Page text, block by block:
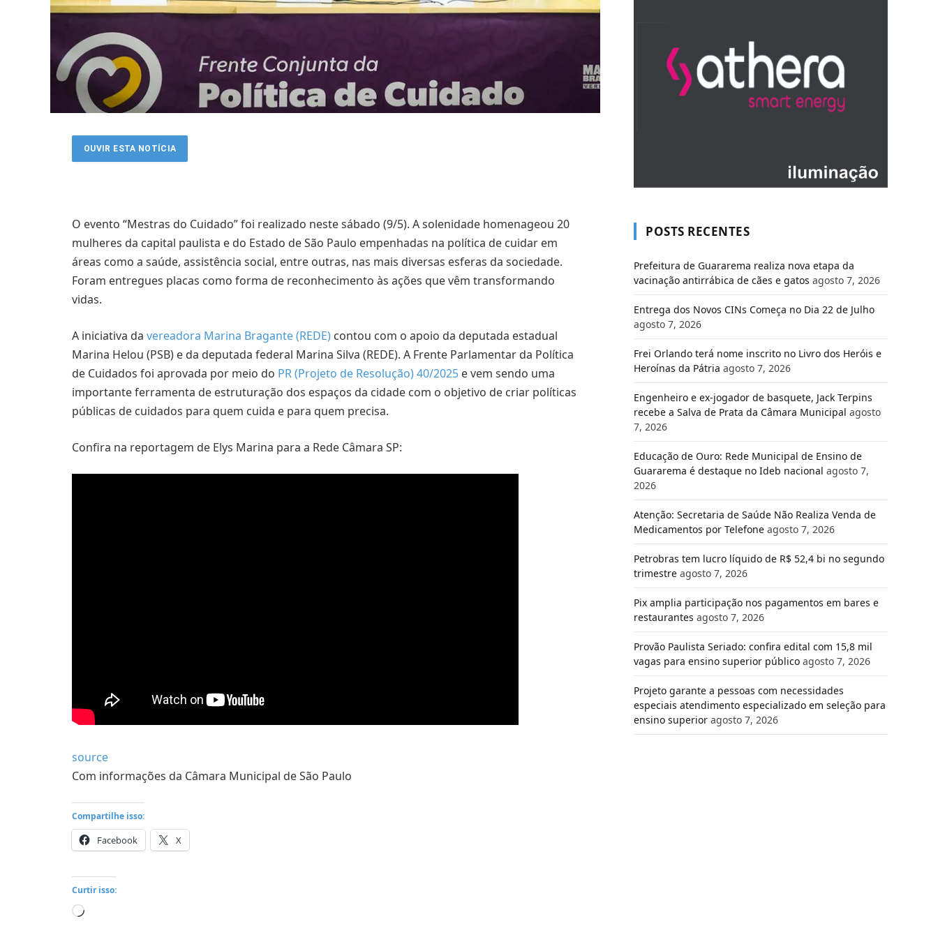
OUVIR ESTA NOTÍCIA
O evento “Mestras do Cuidado” foi realizado neste sábado (9/5). A solenidade homenageou 20
mulheres da capital paulista e do Estado de São Paulo empenhadas na política de cuidar em
áreas como a saúde, assistência social, entre outras, nas mais diversas esferas da sociedade.
Foram entregues placas como forma de reconhecimento às ações que vêm transformando
vidas.
A iniciativa da vereadora Marina Bragante (REDE) contou com o apoio da deputada estadual
Marina Helou (PSB) e da deputada federal Marina Silva (REDE). A Frente Parlamentar da Política
de Cuidados foi aprovada por meio do PR (Projeto de Resolução) 40/2025 e vem sendo uma
importante ferramenta de estruturação dos espaços da cidade com o objetivo de criar políticas
públicas de cuidados para quem cuida e para quem precisa.
Confira na reportagem de Elys Marina para a Rede Câmara SP:
source
Com informações da Câmara Municipal de São Paulo
Compartilhe isso:
Facebook X
Curtir isso:
Carregando...
POSTS RECENTES
Prefeitura de Guararema realiza nova etapa da
vacinação antirrábica de cães e gatos agosto 7, 2026
Entrega dos Novos CINs Começa no Dia 22 de Julho
agosto 7, 2026
Frei Orlando terá nome inscrito no Livro dos Heróis e
Heroínas da Pátria agosto 7, 2026
Engenheiro e ex-jogador de basquete, Jack Terpins
recebe a Salva de Prata da Câmara Municipal agosto
7, 2026
Educação de Ouro: Rede Municipal de Ensino de
Guararema é destaque no Ideb nacional agosto 7,
2026
Atenção: Secretaria de Saúde Não Realiza Venda de
Medicamentos por Telefone agosto 7, 2026
Petrobras tem lucro líquido de R$ 52,4 bi no segundo
trimestre agosto 7, 2026
Pix amplia participação nos pagamentos em bares e
restaurantes agosto 7, 2026
Provão Paulista Seriado: confira edital com 15,8 mil
vagas para ensino superior público agosto 7, 2026
Projeto garante a pessoas com necessidades
especiais atendimento especializado em seleção para
ensino superior agosto 7, 2026